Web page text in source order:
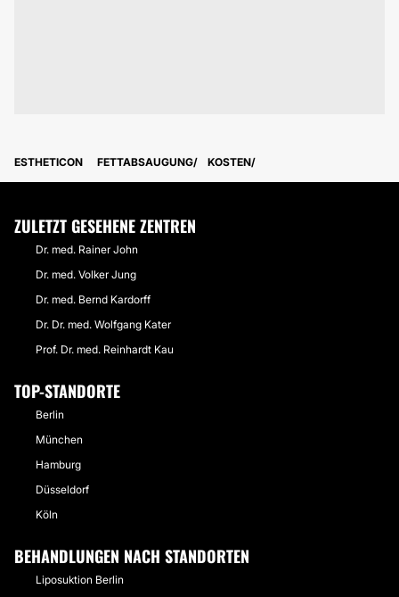
ESTHETICON FETTABSAUGUNG KOSTEN
ZULETZT GESEHENE ZENTREN
Dr. med. Rainer John
Dr. med. Volker Jung
Dr. med. Bernd Kardorff
Dr. Dr. med. Wolfgang Kater
Prof. Dr. med. Reinhardt Kau
TOP-STANDORTE
Berlin
München
Hamburg
Düsseldorf
Köln
BEHANDLUNGEN NACH STANDORTEN
Liposuktion Berlin